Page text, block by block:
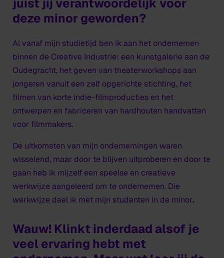
juist jij verantwoordelijk voor
deze minor geworden?
Al vanaf mijn studietijd ben ik aan het ondernemen
binnen de Creative Industrie: een kunstgalerie aan de
Oudegracht, het geven van theaterworkshops aan
jongeren vanuit een zelf opgerichte stichting, het
filmen van korte indie-filmproducties en het
ontwerpen en fabriceren van hardhouten handvatten
voor filmmakers.
De uitkomsten van mijn ondernemingen waren
wisselend, maar door te blijven uitproberen en door te
gaan heb ik mijzelf een speelse en creatieve
werkwijze aangeleerd om te ondernemen. Die
werkwijze deel ik met mijn studenten in de minor.
Wauw! Klinkt inderdaad alsof je
veel ervaring hebt met